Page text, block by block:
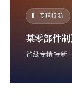
▎ 专精特新
某零部件
省级专精特新